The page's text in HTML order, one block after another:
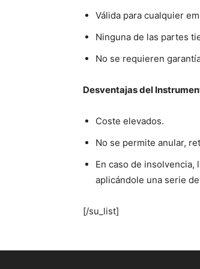
Válida para cualquier
Ninguna de las partes
No se requieren
Desventajas del
Coste elevados.
No se permite anular,
En caso de insolvencia,
aplicándole una serie
[/su_list]